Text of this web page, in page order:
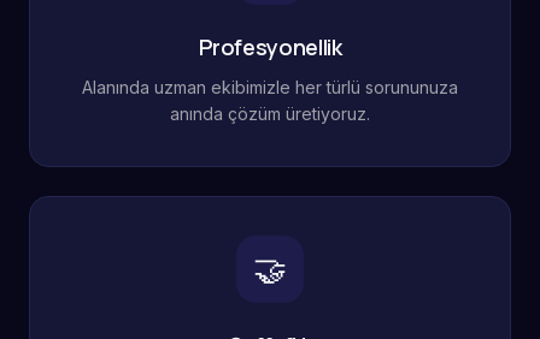
Profesyonellik
Alanında uzman ekibimizle her türlü sorununuza
anında çözüm üretiyoruz.
🤝